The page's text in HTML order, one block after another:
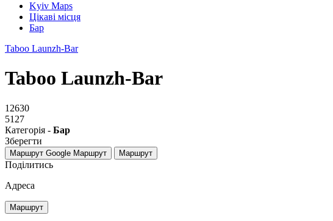
Kyiv Maps
Цікаві місця
Бар
Taboo Launzh-Bar
Taboo Launzh-Bar
12630
5127
Категорія - Бар
Зберегти
Маршрут Google Маршрут Маршрут
Поділитись
Адреса
Маршрут